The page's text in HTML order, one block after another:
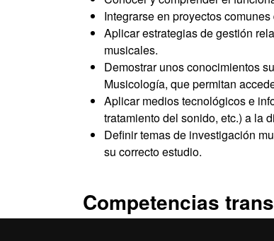
Integrarse en proyectos
Aplicar estrategias de gestión
musicales.
Demostrar unos conocimientos
Musicología, que permitan
Aplicar medios tecnológicos e
tratamiento del sonido, etc.) a la
Definir temas de investigación
su correcto estudio.
Competencias